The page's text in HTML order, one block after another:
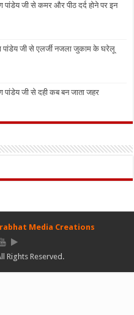
पांडेय जी से कमर और पीठ दर्द होने पर इन
पांडेय जी से एलर्जी नजला जुकाम के घरेलू
पांडेय जी से दही कब बन जाता जहर
Media Creations
Rights Reserved.